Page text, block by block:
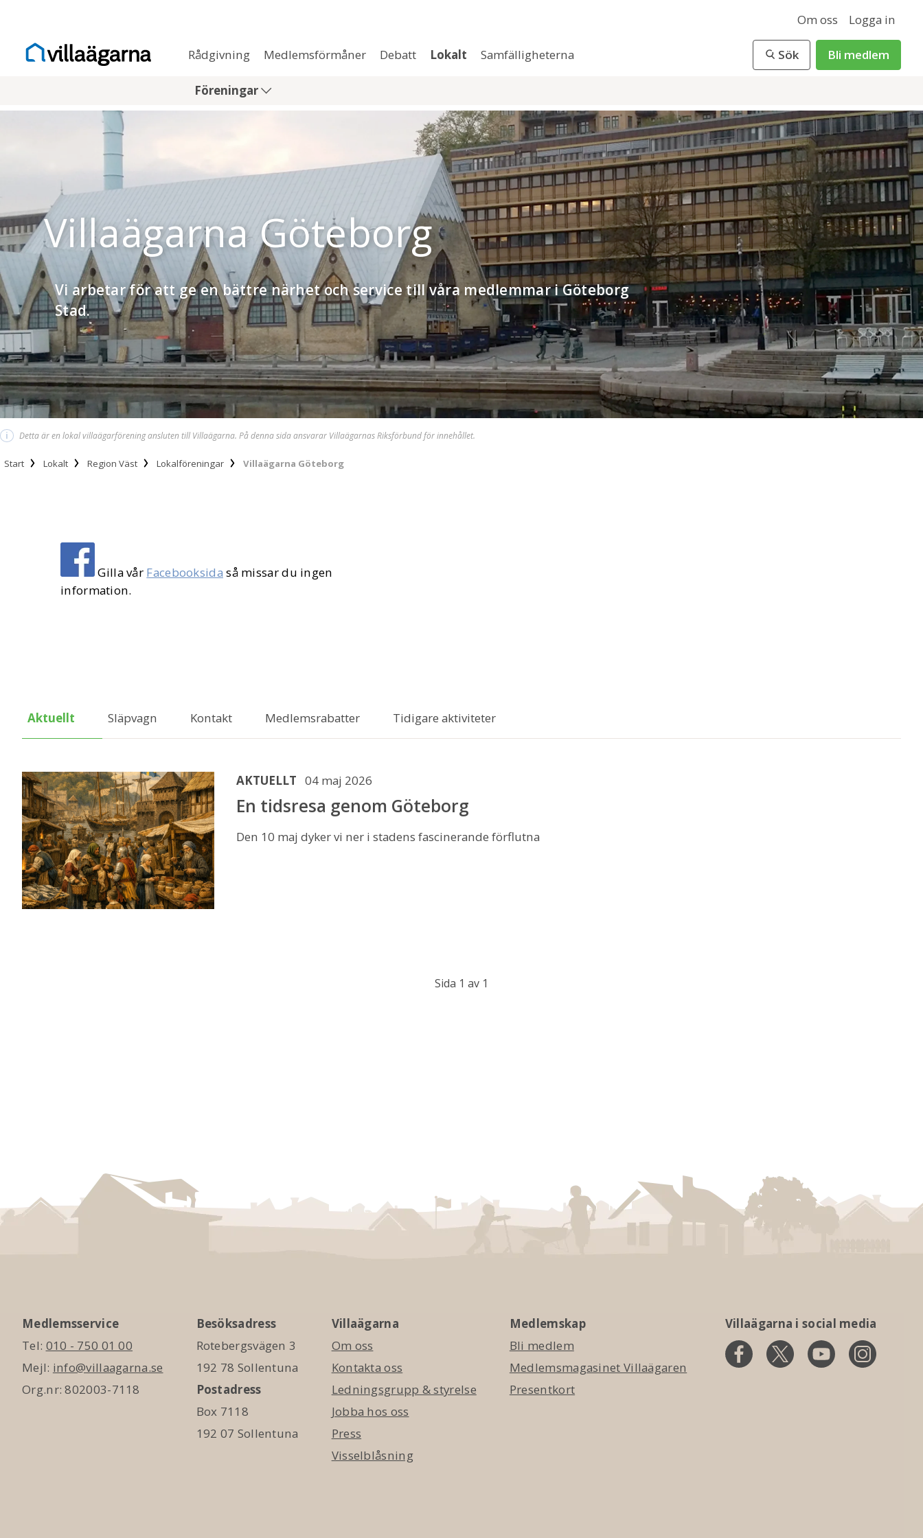
Om oss Logga in
Rådgivning Medlemsförmåner Debatt Lokalt Samfälligheterna Sök Bli medlem
Föreningar
Villaägarna Göteborg
Vi arbetar för att ge en bättre närhet och service till våra medlemmar i Göteborg
Stad.
i Detta är en lokal villaägarförening ansluten till Villaägarna. På denna sida ansvarar Villaägarnas Riksförbund för innehållet.
Start Lokalt Region Väst Lokalföreningar Villaägarna Göteborg
Gilla vår Facebooksida så missar du ingen
information.
Aktuellt Släpvagn Kontakt Medlemsrabatter Tidigare aktiviteter
AKTUELLT 04 maj 2026
En tidsresa genom Göteborg
Den 10 maj dyker vi ner i stadens fascinerande förflutna
Sida 1 av 1
Medlemsservice
Tel: 010 - 750 01 00
Mejl: info@villaagarna.se
Org.nr: 802003-7118
Besöksadress
Rotebergsvägen 3
192 78 Sollentuna
Postadress
Box 7118
192 07 Sollentuna
Villaägarna
Om oss
Kontakta oss
Ledningsgrupp & styrelse
Jobba hos oss
Press
Visselblåsning
Medlemskap
Bli medlem
Medlemsmagasinet Villaägaren
Presentkort
Villaägarna i social media